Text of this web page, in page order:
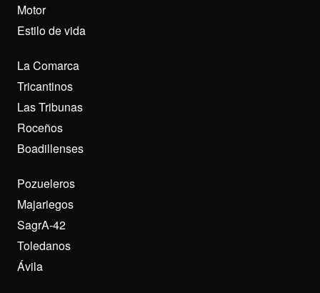
Motor
Estilo de vida
La Comarca
Tricantinos
Las Tribunas
Roceños
Boadillenses
Pozueleros
Majariegos
SagrA-42
Toledanos
Ávila